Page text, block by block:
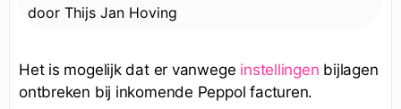
door Thijs Jan Hoving
Het is mogelijk dat er vanwege instellingen bijlagen
ontbreken bij inkomende Peppol facturen.